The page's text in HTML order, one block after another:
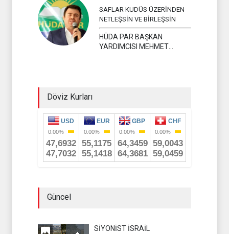
SAFLAR KUDÜS ÜZERİNDEN
NETLEŞSİN VE BİRLEŞSİN
HÜDA PAR BAŞKAN
YARDIMCISI MEHMET
Döviz Kurları
Güncel
SİYONİST İSRAİL